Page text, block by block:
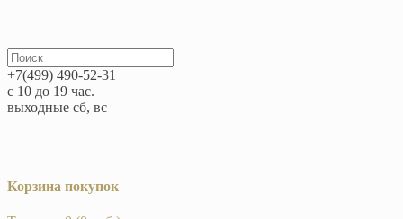
+7(499) 490-52-31
с 10 до 19 час.
выходные сб, вс
Корзина покупок